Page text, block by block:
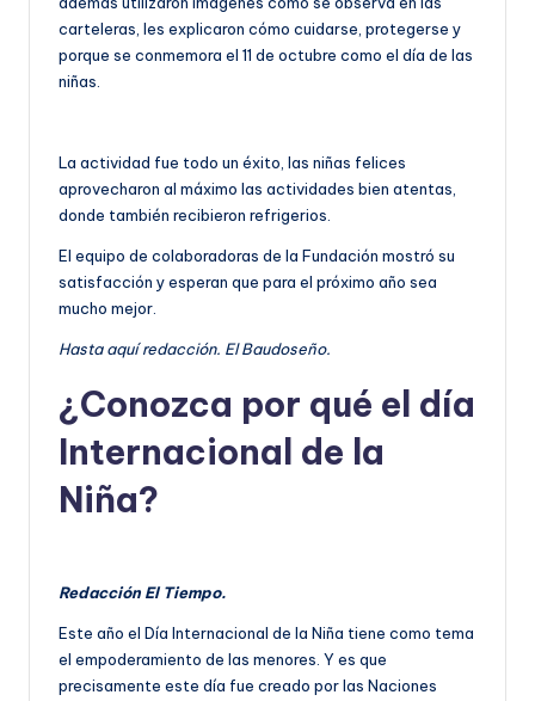
carteleras, les explicaron cómo cuidarse, protegerse y
porque se conmemora el 11 de octubre como el día de las
niñas.
La actividad fue todo un éxito, las niñas felices
aprovecharon al máximo las actividades bien atentas,
donde también recibieron refrigerios.
El equipo de colaboradoras de la Fundación mostró su
satisfacción y esperan que para el próximo año sea
mucho mejor.
Hasta aquí redacción. El Baudoseño.
¿Conozca por qué el día
Internacional de la
Niña?
Redacción El Tiempo.
Este año el Día Internacional de la Niña tiene como tema
el empoderamiento de las menores. Y es que
precisamente este día fue creado por las Naciones